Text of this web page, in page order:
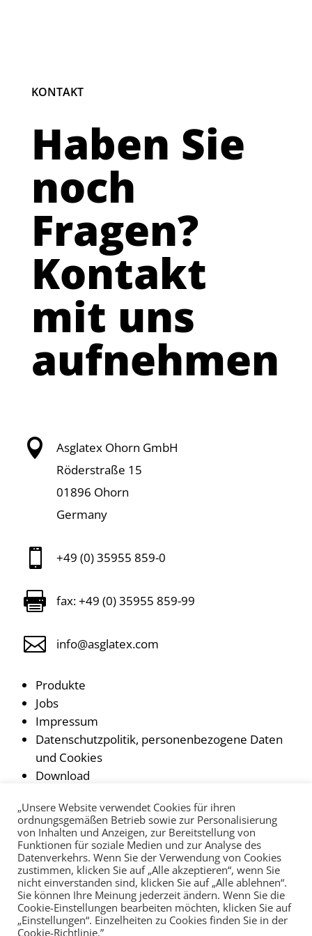
KONTAKT
Haben Sie
noch
Fragen?
Kontakt
mit uns
aufnehmen

Asglatex Ohorn GmbH
Röderstraße 15
01896 Ohorn
Germany
 +49 (0) 35955 859-0
 fax: +49 (0) 35955 859-99
 info@asglatex.com
Produkte
Jobs
Impressum
Datenschutzpolitik, personenbezogene Daten
und Cookies
Download
 
© 2022 Asglatex Ohorn GmbH
„Unsere Website verwendet Cookies für ihren
ordnungsgemäßen Betrieb sowie zur Personalisierung
von Inhalten und Anzeigen, zur Bereitstellung von
Funktionen für soziale Medien und zur Analyse des
Datenverkehrs. Wenn Sie der Verwendung von Cookies
zustimmen, klicken Sie auf „Alle akzeptieren“, wenn Sie
nicht einverstanden sind, klicken Sie auf „Alle ablehnen“.
Sie können Ihre Meinung jederzeit ändern. Wenn Sie die
Cookie-Einstellungen bearbeiten möchten, klicken Sie auf
„Einstellungen“. Einzelheiten zu Cookies finden Sie in der
Cookie-Richtlinie.”